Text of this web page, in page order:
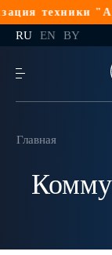
техники
RU EN BY
Главная